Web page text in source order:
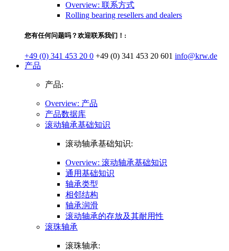
Overview: 联系方式
Rolling bearing resellers and dealers
您有任何问题吗？欢迎联系我们！:
+49 (0) 341 453 20 0 +49 (0) 341 453 20 601 info@krw.de
产品
产品:
Overview: 产品
产品数据库
滚动轴承基础知识
滚动轴承基础知识:
Overview: 滚动轴承基础知识
通用基础知识
轴承类型
相邻结构
轴承润滑
滚动轴承的存放及其耐用性
滚珠轴承
滚珠轴承: